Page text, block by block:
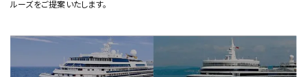
ルーズをご提案いたします。